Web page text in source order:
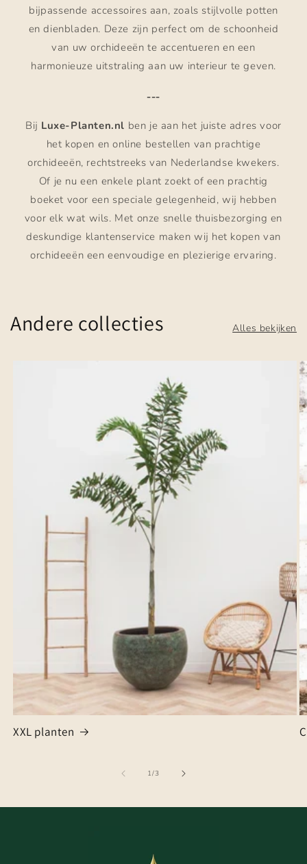
bijpassende accessoires aan, zoals stijlvolle potten
en dienbladen. Deze zijn perfect om de schoonheid
van uw orchideeën te accentueren en een
harmonieuze uitstraling aan uw interieur te geven.
---
Bij Luxe-Planten.nl ben je aan het juiste adres voor
het kopen en online bestellen van prachtige
orchideeën, rechtstreeks van Nederlandse kwekers.
Of je nu een enkele plant zoekt of een prachtig
boeket voor een speciale gelegenheid, wij hebben
voor elk wat wils. Met onze snelle thuisbezorging en
deskundige klantenservice maken wij het kopen van
orchideeën een eenvoudige en plezierige ervaring.
Andere collecties Alles bekijken
XXL planten
1/van
3